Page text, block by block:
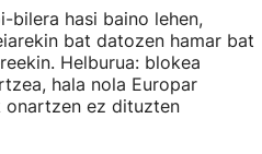
bilera hasi baino lehen,
bat datozen hamar bat
Helburua: blokea
hala nola Europar
ez dituzten